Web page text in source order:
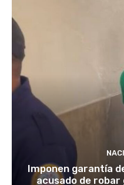
Imponen garantía
acusado de robar